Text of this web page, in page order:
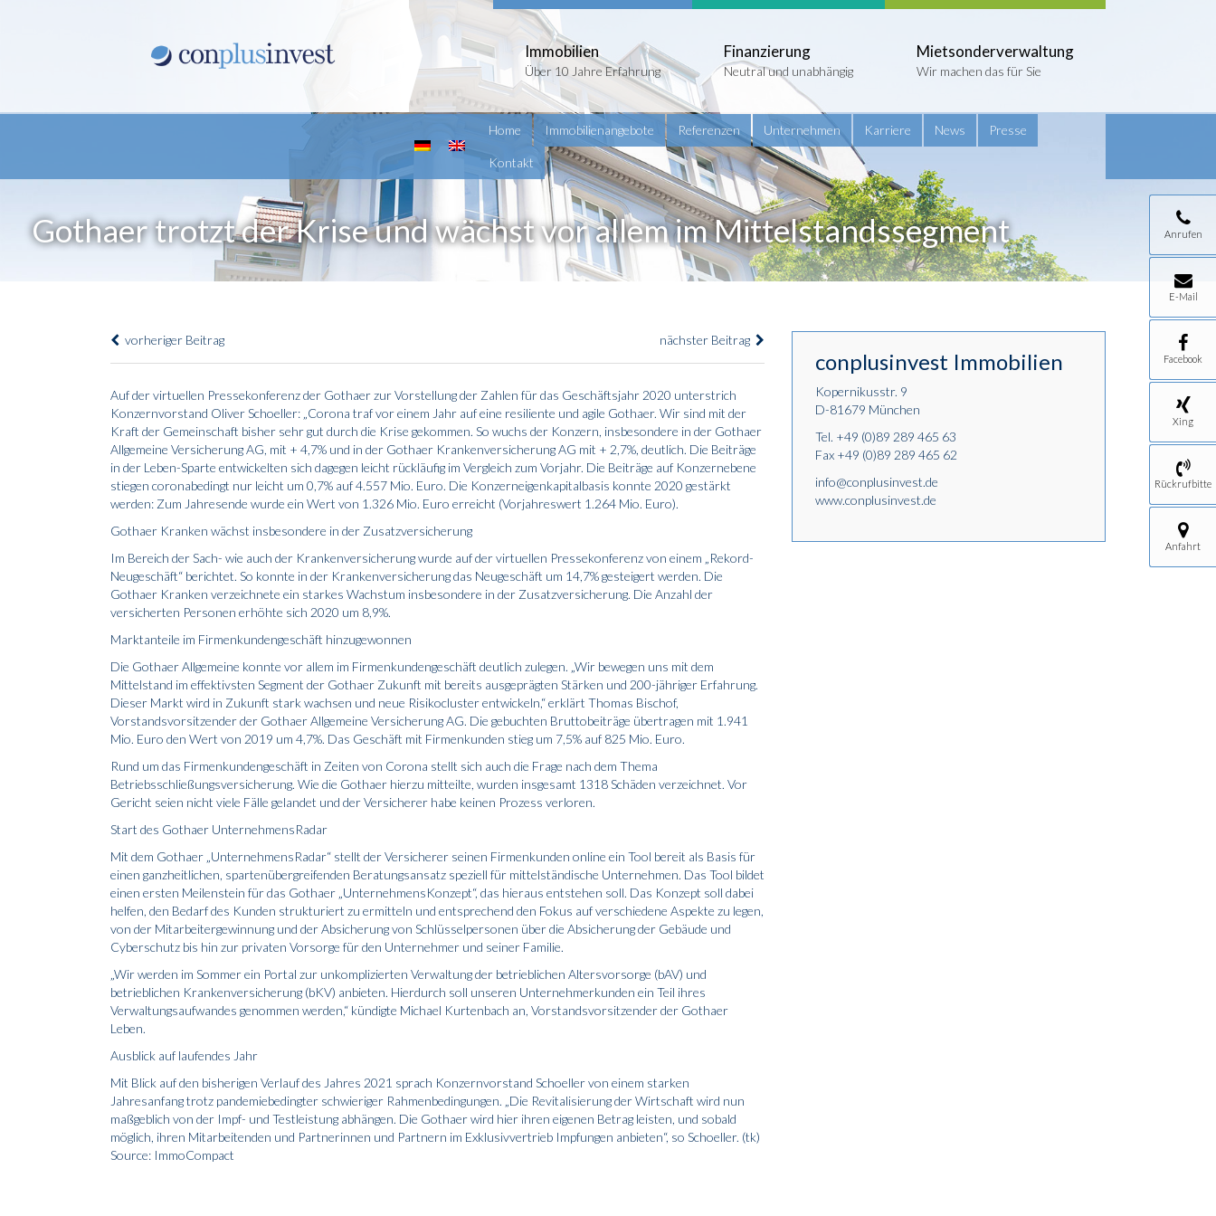
Immobilien
Über 10 Jahre Erfahrung
Finanzierung
Neutral und unabhängig
Mietsonderverwaltung
Wir machen das für Sie
Home Immobilienangebote Referenzen Unternehmen Karriere News Presse
Kontakt
Gothaer trotzt der Krise und wächst vor allem im Mittelstandssegment Anrufen
E-Mail
Facebook
Xing
Rückrufbitte
Anfahrt
vorheriger Beitrag nächster Beitrag
Auf der virtuellen Pressekonferenz der Gothaer zur Vorstellung der Zahlen für das Geschäftsjahr 2020 unterstrich
Konzernvorstand Oliver Schoeller: „Corona traf vor einem Jahr auf eine resiliente und agile Gothaer. Wir sind mit der
Kraft der Gemeinschaft bisher sehr gut durch die Krise gekommen. So wuchs der Konzern, insbesondere in der Gothaer
Allgemeine Versicherung AG, mit + 4,7% und in der Gothaer Krankenversicherung AG mit + 2,7%, deutlich. Die Beiträge
in der Leben-Sparte entwickelten sich dagegen leicht rückläufig im Vergleich zum Vorjahr. Die Beiträge auf Konzernebene
stiegen coronabedingt nur leicht um 0,7% auf 4.557 Mio. Euro. Die Konzerneigenkapitalbasis konnte 2020 gestärkt
werden: Zum Jahresende wurde ein Wert von 1.326 Mio. Euro erreicht (Vorjahreswert 1.264 Mio. Euro).
Gothaer Kranken wächst insbesondere in der Zusatzversicherung
Im Bereich der Sach- wie auch der Krankenversicherung wurde auf der virtuellen Pressekonferenz von einem „Rekord-
Neugeschäft“ berichtet. So konnte in der Krankenversicherung das Neugeschäft um 14,7% gesteigert werden. Die
Gothaer Kranken verzeichnete ein starkes Wachstum insbesondere in der Zusatzversicherung. Die Anzahl der
versicherten Personen erhöhte sich 2020 um 8,9%.
Marktanteile im Firmenkundengeschäft hinzugewonnen
Die Gothaer Allgemeine konnte vor allem im Firmenkundengeschäft deutlich zulegen. „Wir bewegen uns mit dem
Mittelstand im effektivsten Segment der Gothaer Zukunft mit bereits ausgeprägten Stärken und 200-jähriger Erfahrung.
Dieser Markt wird in Zukunft stark wachsen und neue Risikocluster entwickeln,“ erklärt Thomas Bischof,
Vorstandsvorsitzender der Gothaer Allgemeine Versicherung AG. Die gebuchten Bruttobeiträge übertragen mit 1.941
Mio. Euro den Wert von 2019 um 4,7%. Das Geschäft mit Firmenkunden stieg um 7,5% auf 825 Mio. Euro.
Rund um das Firmenkundengeschäft in Zeiten von Corona stellt sich auch die Frage nach dem Thema
Betriebsschließungsversicherung. Wie die Gothaer hierzu mitteilte, wurden insgesamt 1318 Schäden verzeichnet. Vor
Gericht seien nicht viele Fälle gelandet und der Versicherer habe keinen Prozess verloren.
Start des Gothaer UnternehmensRadar
Mit dem Gothaer „UnternehmensRadar“ stellt der Versicherer seinen Firmenkunden online ein Tool bereit als Basis für
einen ganzheitlichen, spartenübergreifenden Beratungsansatz speziell für mittelständische Unternehmen. Das Tool bildet
einen ersten Meilenstein für das Gothaer „UnternehmensKonzept“, das hieraus entstehen soll. Das Konzept soll dabei
helfen, den Bedarf des Kunden strukturiert zu ermitteln und entsprechend den Fokus auf verschiedene Aspekte zu legen,
von der Mitarbeitergewinnung und der Absicherung von Schlüsselpersonen über die Absicherung der Gebäude und
Cyberschutz bis hin zur privaten Vorsorge für den Unternehmer und seiner Familie.
„Wir werden im Sommer ein Portal zur unkomplizierten Verwaltung der betrieblichen Altersvorsorge (bAV) und
betrieblichen Krankenversicherung (bKV) anbieten. Hierdurch soll unseren Unternehmerkunden ein Teil ihres
Verwaltungsaufwandes genommen werden,“ kündigte Michael Kurtenbach an, Vorstandsvorsitzender der Gothaer
Leben.
Ausblick auf laufendes Jahr
Mit Blick auf den bisherigen Verlauf des Jahres 2021 sprach Konzernvorstand Schoeller von einem starken
Jahresanfang trotz pandemiebedingter schwieriger Rahmenbedingungen. „Die Revitalisierung der Wirtschaft wird nun
maßgeblich von der Impf- und Testleistung abhängen. Die Gothaer wird hier ihren eigenen Betrag leisten, und sobald
möglich, ihren Mitarbeitenden und Partnerinnen und Partnern im Exklusivvertrieb Impfungen anbieten“, so Schoeller. (tk)
Source: ImmoCompact
conplusinvest Immobilien
Kopernikusstr. 9
D-81679 München
Tel. +49 (0)89 289 465 63
Fax +49 (0)89 289 465 62
info@conplusinvest.de
www.conplusinvest.de